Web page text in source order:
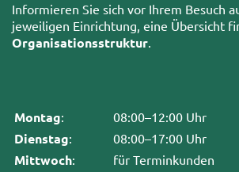
Informieren Sie sich vor Ihrem Besuch
jeweiligen Einrichtung, eine Übersicht
Organisationsstruktur.
Montag: 08:00–12:00 Uhr
Dienstag: 08:00–17:00 Uhr
Mittwoch: für Terminkunden